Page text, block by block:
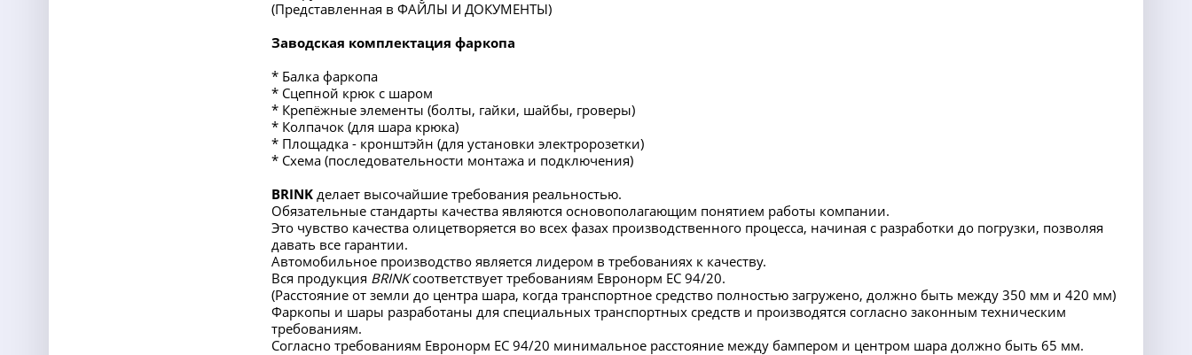
(Представленная в ФАЙЛЫ И ДОКУМЕНТЫ)
Заводская комплектация фаркопа
* Балка фаркопа
* Сцепной крюк с шаром
* Крепёжные элементы (болты, гайки, шайбы, гроверы)
* Колпачок (для шара крюка)
* Площадка - кронштэйн (для установки электророзетки)
* Схема (последовательности монтажа и подключения)
BRINK делает высочайшие требования реальностью.
Обязательные стандарты качества являются основополагающим понятием работы компании.
Это чувство качества олицетворяется во всех фазах производственного процесса, начиная с разработки до погрузки, позволяя
давать все гарантии.
Автомобильное производство является лидером в требованиях к качеству.
Вся продукция BRINKсоответствует требованиям Евронорм ЕС 94/20.
(Расстояние от земли до центра шара, когда транспортное средство полностью загружено, должно быть между 350 мм и 420 мм)
Фаркопы и шары разработаны для специальных транспортных средств и производятся согласно законным техническим
требованиям.
Согласно требованиям Евронорм ЕС 94/20 минимальное расстояние между бампером и центром шара должно быть 65 мм.